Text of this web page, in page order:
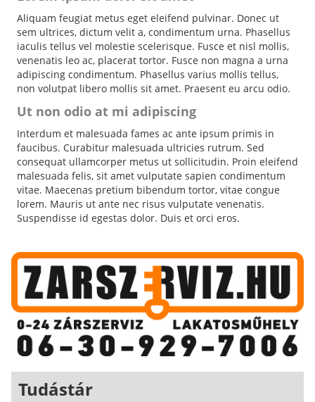
Aliquam feugiat metus eget eleifend pulvinar. Donec ut
sem ultrices, dictum velit a, condimentum urna. Phasellus
iaculis tellus vel molestie scelerisque. Fusce et nisl mollis,
venenatis leo ac, placerat tortor. Fusce non magna a urna
adipiscing condimentum. Phasellus varius mollis tellus,
non volutpat libero mollis sit amet. Praesent eu arcu odio.
Ut non odio at mi adipiscing
Interdum et malesuada fames ac ante ipsum primis in
faucibus. Curabitur malesuada ultricies rutrum. Sed
consequat ullamcorper metus ut sollicitudin. Proin eleifend
malesuada felis, sit amet vulputate sapien condimentum
vitae. Maecenas pretium bibendum tortor, vitae congue
lorem. Mauris ut ante nec risus vulputate venenatis.
Suspendisse id egestas dolor. Duis et orci eros.
Tudástár